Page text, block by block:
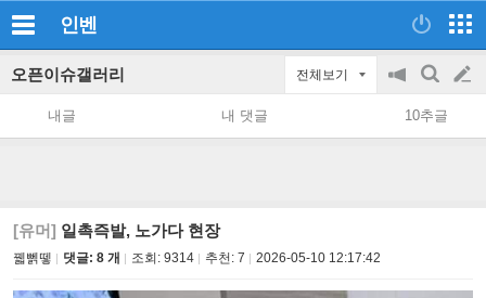
인벤
오픈이슈갤러리 전체보기
공
지
on/off
검
색
글
쓰
내글 내 댓글 10추글
[유머] 일촉즉발, 노가다 현장
꿻뻵뗗 댓글: 8 개 조회: 9314 추천: 7 2026-05-10 12:17:42